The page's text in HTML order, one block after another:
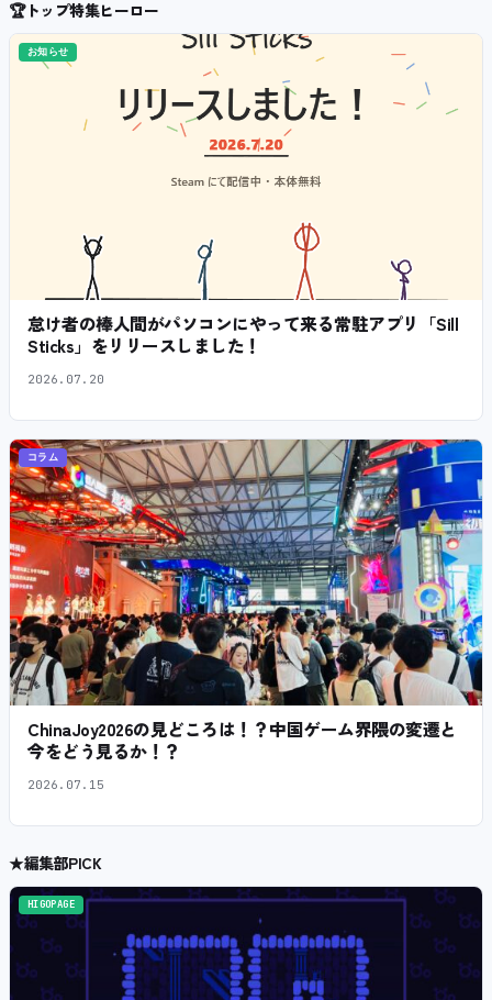
🏆トップ特集ヒーロー
お知らせ
怠け者の棒人間がパソコンにやって来る常駐アプリ「Sill
Sticks」をリリースしました！
2026.07.20
コラム
ChinaJoy2026の見どころは！？中国ゲーム界隈の変遷と
今をどう見るか！？
2026.07.15
★編集部PICK
HIGOPAGE